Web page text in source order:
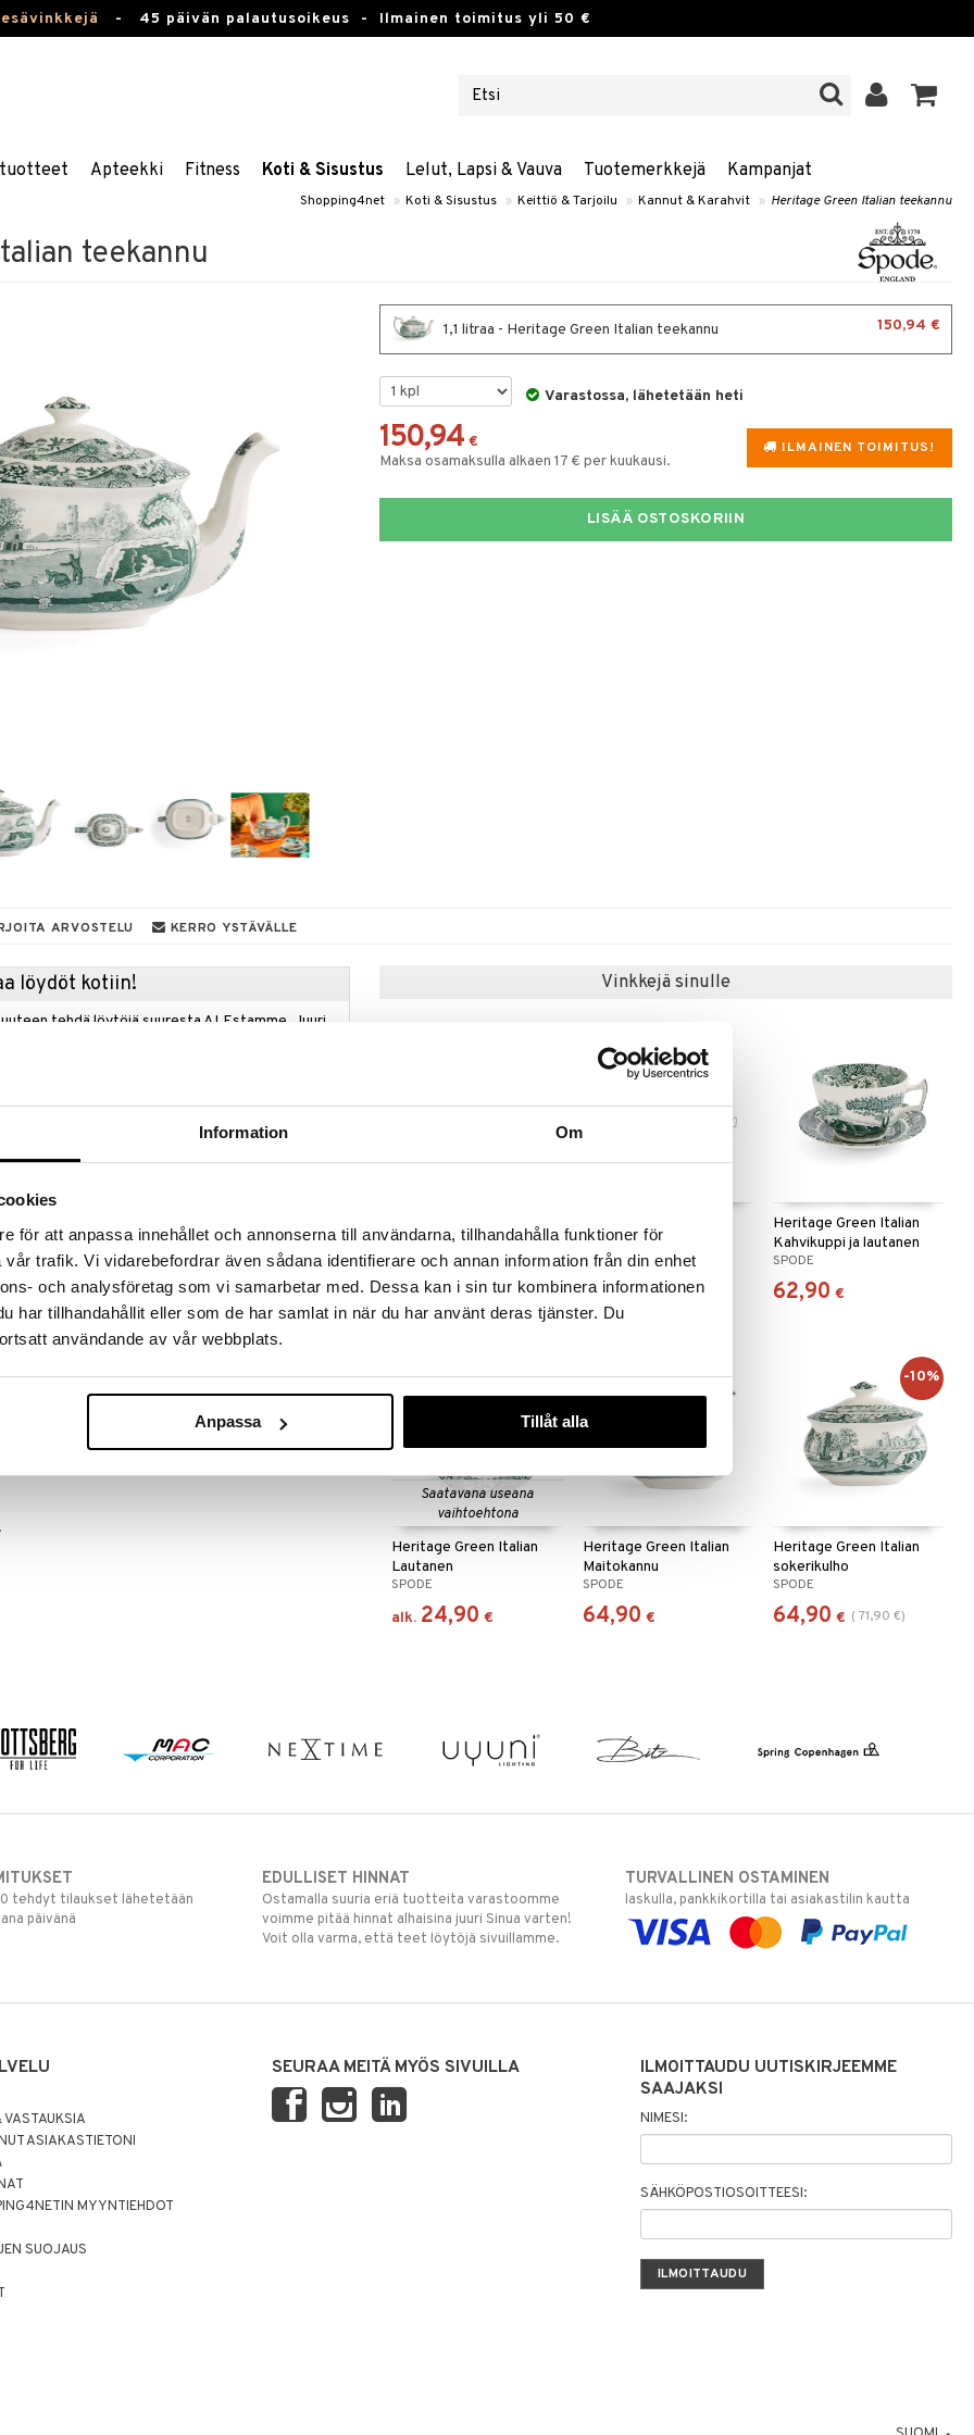
Information Om
för att anpassa innehållet och annonserna till användarna, tillhandahålla funktioner för
trafik. Vi vidarebefordrar även sådana identifierare och annan information från din enhet
och analysföretag som vi samarbetar med. Dessa kan i sin tur kombinera informationen
har tillhandahållit eller som de har samlat in när du har använt deras tjänster. Du
användande av vår webbplats.
Anpassa Tillåt alla
- 45 päivän palautusoikeus - Ilmainen toimitus yli 50 €
Apteekki Fitness Koti & Sisustus Lelut, Lapsi & Vauva Tuotemerkkejä Kampanjat
Shopping4net » Koti & Sisustus » Keittiö & Tarjoilu » Kannut & Karahvit » Heritage Green Italian teekannu
teekannu
1,1 litraa - Heritage Green Italian teekannu 150,94 €
Varastossa, lähetetään heti
ILMAINEN TOIMITUS!
150,94 €
Maksa osamaksulla alkaen 17 € per kuukausi.
LISÄÄ OSTOSKORIIN
ARVOSTELU KERRO YSTÄVÄLLE
löydöt kotiin!
tehdä löytöjä suuresta ALEstamme. Juuri
voivat päästä loppumaan!
ale-löydöt »
L on elegantti ja toiminnallinen keskipiste
Kuvio – tunnettu Spoden ikonisesta Blue Italian
vihreässä sävyssä, joka antaa uuden ilmeen
maaseutua, kehystettynä yksityiskohtaisella
kulkee teekannun kauniisti kaartuvan muodon
Hyvin tasapainotettu nokka ja nuppikansi
– missä sukupolvet käsityöläisiä ovat
Vinkkejä sinulle
Heritage Green Italian
Aamiaiskulho
SPODE
24,90 €
Aloitussetti
SPODE
246,90 €
Heritage Green Italian
Kahvikuppi ja lautanen
SPODE
62,90 €
Saatavana useana
vaihtoehtona
Heritage Green Italian
Lautanen
SPODE
alk. 24,90 €
Heritage Green Italian
Maitokannu
SPODE
64,90 €
Heritage Green Italian
sokerikulho
SPODE
64,90 € ( 71,90 €)
-10%
tehdyt tilaukset lähetetään
päivänä
EDULLISET HINNAT
Ostamalla suuria eriä tuotteita varastoomme
voimme pitää hinnat alhaisina juuri Sinua varten!
Voit olla varma, että teet löytöjä sivuillamme.
TURVALLINEN OSTAMINEN
laskulla, pankkikortilla tai asiakastilin kautta
ASIAKASTIETONI
MYYNTIEHDOT
SUOJAUS
SEURAA MEITÄ MYÖS SIVUILLA
ILMOITTAUDU UUTISKIRJEEMME
SAAJAKSI
NIMESI:
SÄHKÖPOSTIOSOITTEESI: